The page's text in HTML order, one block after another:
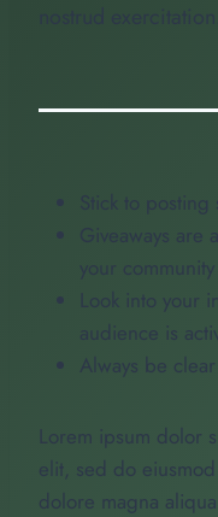
Stick to
Giveaways
your community
Look into your
audience is
Always be
Lorem ipsum dolor
elit, sed do
dolore magna